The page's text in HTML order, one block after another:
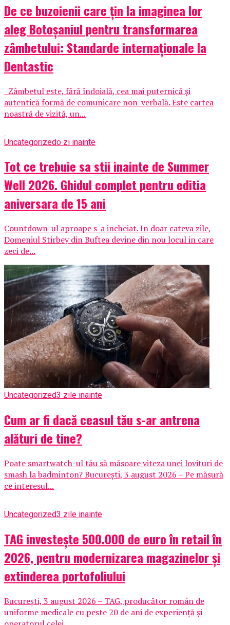
De ce buzoienii care țin la imaginea lor
aleg Botoșaniul pentru transformarea
zâmbetului: Standarde internaționale la
Dentastic
Zâmbetul este, fără îndoială, cea mai puternică și
autentică formă de comunicare non-verbală. Este cartea
noastră de vizită, un...
Uncategorizedo zi inainte
Tot ce trebuie sa stii inainte de Summer
Well 2026. Ghidul complet pentru editia
aniversara de 15 ani
Countdown-ul aproape s-a incheiat. In doar cateva zile,
Domeniul Stirbey din Buftea devine din nou locul in care
zeci de...
Uncategorized3 zile inainte
Cum ar fi dacă ceasul tău s-ar antrena
alături de tine?
Poate smartwatch-ul tău să măsoare viteza unei lovituri de
smash la badminton? București, 3 august 2026 – Pe măsură
ce interesul...
Uncategorized3 zile inainte
TAG investește 500.000 de euro în retail în
2026, pentru modernizarea magazinelor și
extinderea portofoliului
București, 3 august 2026 – TAG, producător român de
uniforme medicale cu peste 20 de ani de experiență și